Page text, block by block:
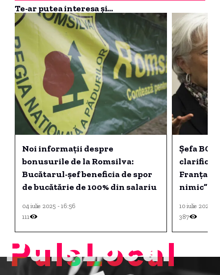
Te-ar putea interesa și...
Noi informații despre
bonusurile de la Romsilva:
Bucătarul-șef beneficia de spor
de bucătărie de 100% din salariu
04 iulie 2025 - 16:56
111
Șefa
clarifică
Franța:
nimic”
10 iulie 2026 -
387
PulsLocal